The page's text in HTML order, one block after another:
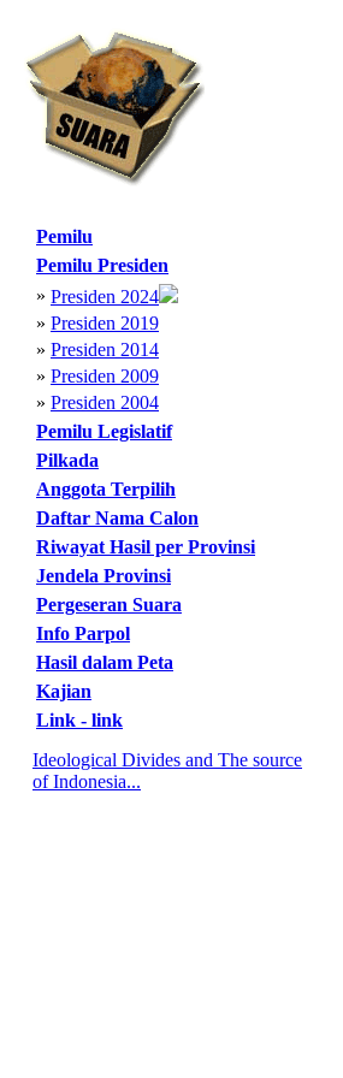
Pemilu
Pemilu Presiden
» Presiden 2024
» Presiden 2019
» Presiden 2014
» Presiden 2009
» Presiden 2004
Pemilu Legislatif
Pilkada
Anggota Terpilih
Daftar Nama Calon
Riwayat Hasil per Provinsi
Jendela Provinsi
Pergeseran Suara
Info Parpol
Hasil dalam Peta
Kajian
Link - link
Ideological Divides and The source
of Indonesia...